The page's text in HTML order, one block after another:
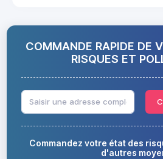
COMMANDE RAPIDE DE
RISQUES ET
Commandez votre état des
d'autres